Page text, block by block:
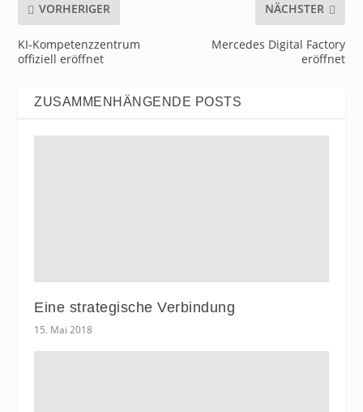
VORHERIGER
KI-Kompetenzzentrum
offiziell eröffnet
NÄCHSTER
Mercedes Digital Factory
eröffnet
ZUSAMMENHÄNGENDE POSTS
Eine strategische Verbindung
15. Mai 2018